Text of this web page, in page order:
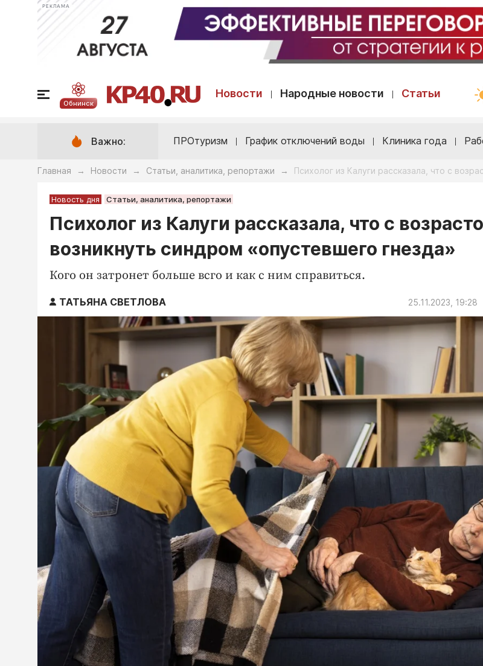
РЕКЛАМА
Обнинск
Новости Народные новости Статьи
Важно: ПРОтуризм График отключений воды Клиника года
Главная → Новости → Статьи, аналитика, репортажи → Психолог из Калуги рассказала, что с
Новость дня Статьи, аналитика, репортажи
Психолог из Калуги рассказала, что с
возникнуть синдром «опустевшего гнезда»
Кого он затронет больше всго и как с ним справиться.
ТАТЬЯНА СВЕТЛОВА 25.11.2023, 19:28